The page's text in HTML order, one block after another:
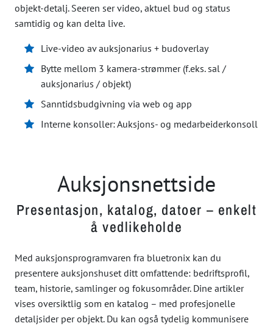
objekt-detalj. Seeren ser video, aktuel bud og status
samtidig og kan delta live.
Live-video av auksjonarius + budoverlay
Bytte mellom 3 kamera-strømmer (f.eks. sal /
auksjonarius / objekt)
Sanntidsbudgivning via web og app
Interne konsoller: Auksjons- og medarbeiderkonsoll
Auksjonsnettside
Presentasjon, katalog, datoer – enkelt
å vedlikeholde
Med auksjonsprogramvaren fra bluetronix kan du
presentere auksjonshuset ditt omfattende: bedriftsprofil,
team, historie, samlinger og fokusområder. Dine artikler
vises oversiktlig som en katalog – med profesjonelle
detaljsider per objekt. Du kan også tydelig kommunisere